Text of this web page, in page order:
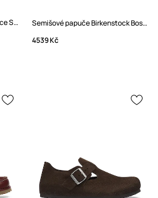
Birkenstock Highwood Moc Lace Suede Leather Polobotky semišové
Semišové papuče Birkenstock Boston
4539 Kč